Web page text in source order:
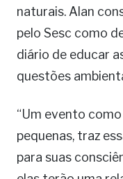
naturais. Alan
pelo Sesc como
diário de educar
questões
“Um evento
pequenas, traz
para suas